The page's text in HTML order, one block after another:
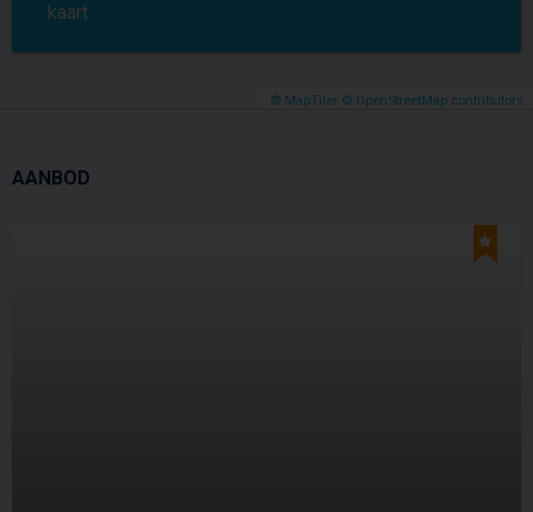
© MapTiler © OpenStreetMap contributors
kaart
AANBOD